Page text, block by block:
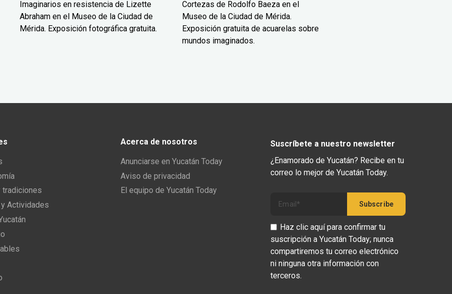
Imaginarios en resistencia de Lizette
Abraham en el Museo de la Ciudad de
Mérida. Exposición fotográfica gratuita.
Cortezas de Rodolfo Baeza en el
Museo de la Ciudad de Mérida.
Exposición gratuita de acuarelas sobre
mundos imaginados.
tradiciones
Actividades
Acerca de nosotros
Anunciarse en Yucatán Today
Aviso de privacidad
El equipo de Yucatán Today
Suscríbete a nuestro newsletter
¿Enamorado de Yucatán? Recibe en tu
correo lo mejor de Yucatán Today.
Haz clic aquí para confirmar tu
suscripción a Yucatán Today; nunca
compartiremos tu correo electrónico
ni ninguna otra información con
terceros.